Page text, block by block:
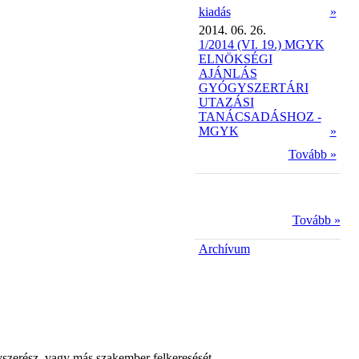
kiadás
»
2014. 06. 26.
1/2014 (VI. 19.) MGYK
ELNÖKSÉGI
AJÁNLÁS
GYÓGYSZERTÁRI
UTAZÁSI
TANÁCSADÁSHOZ -
MGYK
»
Tovább »
Tovább »
Archívum